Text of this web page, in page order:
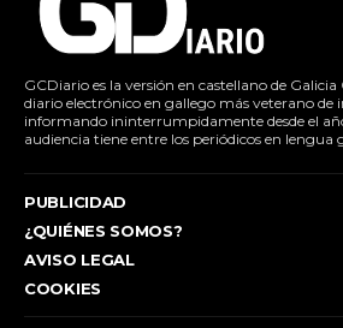
GCDiario es la versión en castellano de Galicia
diario electrónico en gallego más veterano de
informando ininterrumpidamente desde el
audiencia tiene entre los periódicos en lengua
PUBLICIDAD
¿QUIÉNES SOMOS?
AVISO LEGAL
COOKIES